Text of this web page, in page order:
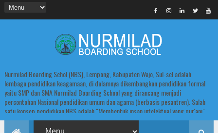
Nurmilad Boarding Schol (NBS), Lempong, Kabupaten Wajo, Sul-sel adalah
lembaga pendidikan keagamaan, di dalamnya dikembangkan pendidikan formal
yaitu SMP dan SMA Nurmilad Boarding School yang dirancang menjadi
percontohan Nasional pendidikan umum dan agama (berbasis pesantren). Salah
satu konsep pendidikan NBS adalah "Membentuk insan intelektual yang qur'ani".